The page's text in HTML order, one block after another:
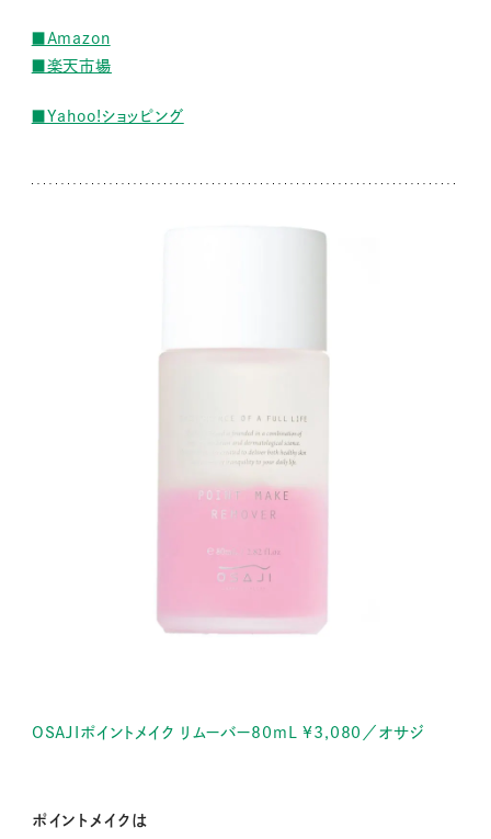
■Amazon
■楽天市場
■Yahoo!ショッピング
OSAJIポイントメイク リムーバー80mL ¥3,080／オサジ
ポイントメイクは